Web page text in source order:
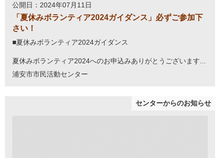
公開日：2024年07月11日
「夏休みボランティア2024ガイダンス」必ずご参加下
さい！
■夏休みボランティア2024ガイダンス
夏休みボランティア2024へのお申込みありがとうございます...
浦安市市民活動センター
センターからのお知らせ